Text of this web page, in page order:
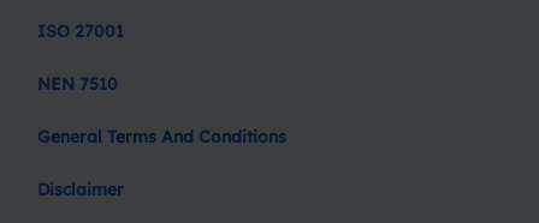
ISO 27001
NEN 7510
General Terms And Conditions
Disclaimer